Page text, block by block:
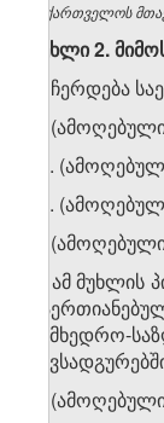
საქართველოს
მუხლი2.
1. ჩერდება
2.
.
.
3.
4. ამ
სამხედრო-
5.